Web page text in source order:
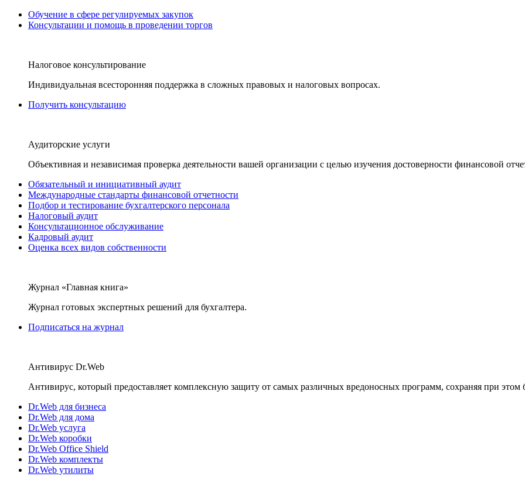
Обучение в сфере регулируемых закупок
Консультации и помощь в проведении торгов
Налоговое консультирование
Индивидуальная всесторонняя поддержка в сложных правовых и налоговых вопросах.
Получить консультацию
Аудиторские услуги
Объективная и независимая проверка деятельности вашей организации с целью изучения достоверности финансовой
Обязательный и инициативный аудит
Международные стандарты финансовой отчетности
Подбор и тестирование бухгалтерского персонала
Налоговый аудит
Консультационное обслуживание
Кадровый аудит
Оценка всех видов собственности
Журнал «Главная книга»
Журнал готовых экспертных решений для бухгалтера.
Подписаться на журнал
Антивирус Dr.Web
Антивирус, который предоставляет комплексную защиту от самых различных вредоносных программ, сохраняя при этом
Dr.Web для бизнеса
Dr.Web для дома
Dr.Web услуга
Dr.Web коробки
Dr.Web Office Shield
Dr.Web комплекты
Dr.Web утилиты